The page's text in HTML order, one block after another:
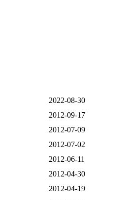
2022-08-30
2012-09-17
2012-07-09
2012-07-02
2012-06-11
2012-04-30
2012-04-19